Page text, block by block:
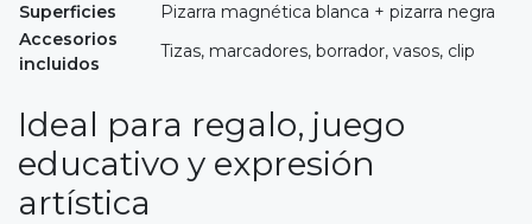
Superficies
Pizarra magnética blanca + pizarra negra
Accesorios
incluidos
Tizas, marcadores, borrador, vasos, clip
Ideal para regalo, juego
educativo y expresión
artística